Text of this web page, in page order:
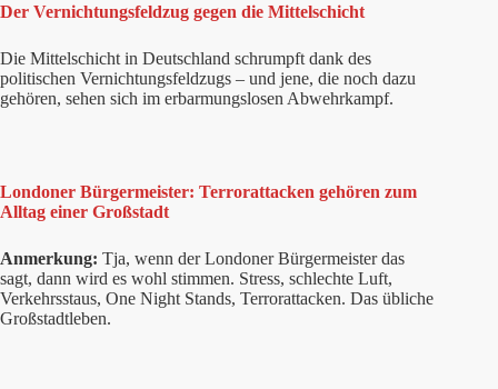
Der Vernichtungsfeldzug gegen die Mittelschicht
Die Mittelschicht in Deutschland schrumpft dank des
politischen Vernichtungsfeldzugs – und jene, die noch dazu
gehören, sehen sich im erbarmungslosen Abwehrkampf.
Londoner Bürgermeister: Terrorattacken gehören zum
Alltag einer Großstadt
Anmerkung: Tja, wenn der Londoner Bürgermeister das
sagt, dann wird es wohl stimmen. Stress, schlechte Luft,
Verkehrsstaus, One Night Stands, Terrorattacken. Das übliche
Großstadtleben.